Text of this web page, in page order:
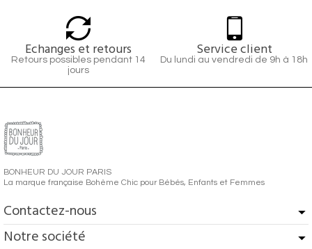
Echanges et retours
Retours possibles pendant 14
jours
Service client
Du lundi au vendredi de 9h à 18h
BONHEUR DU JOUR PARIS
La marque française Bohème Chic pour Bébés, Enfants et Femmes
Contactez-nous
Notre société